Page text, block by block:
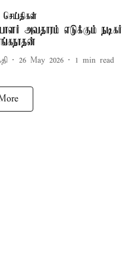
செய்திகள்
அவதாரம் எடுக்கும் நடிகர்
26 May 2026 1 min read